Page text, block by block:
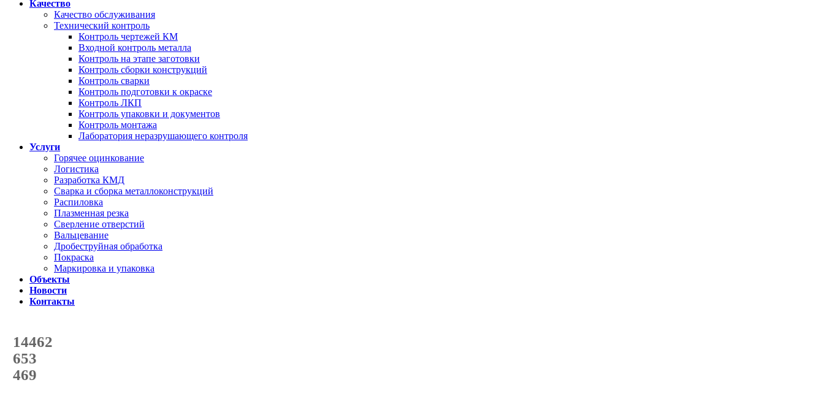
Качество
Качество обслуживания
Технический контроль
Контроль чертежей КМ
Входной контроль металла
Контроль на этапе заготовки
Контроль сборки конструкций
Контроль сварки
Контроль подготовки к окраске
Контроль ЛКП
Контроль упаковки и документов
Контроль монтажа
Лаборатория неразрушающего контроля
Услуги
Горячее оцинкование
Логистика
Разработка КМД
Сварка и сборка металлоконструкций
Распиловка
Плазменная резка
Сверление отверстий
Вальцевание
Дробеструйная обработка
Покраска
Маркировка и упаковка
Объекты
Новости
Контакты
14462
с начала года
653
с начала месяца
469
с начала недели